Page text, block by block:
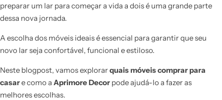
preparar um lar para começar a vida a dois é uma grande parte
dessa nova jornada.
A escolha dos móveis ideais é essencial para garantir que seu
novo lar seja confortável, funcional e estiloso.
Neste blogpost, vamos explorarquais móveis comprar para
casare como a Aprimore Decor pode ajudá-lo a fazer as
melhores escolhas.